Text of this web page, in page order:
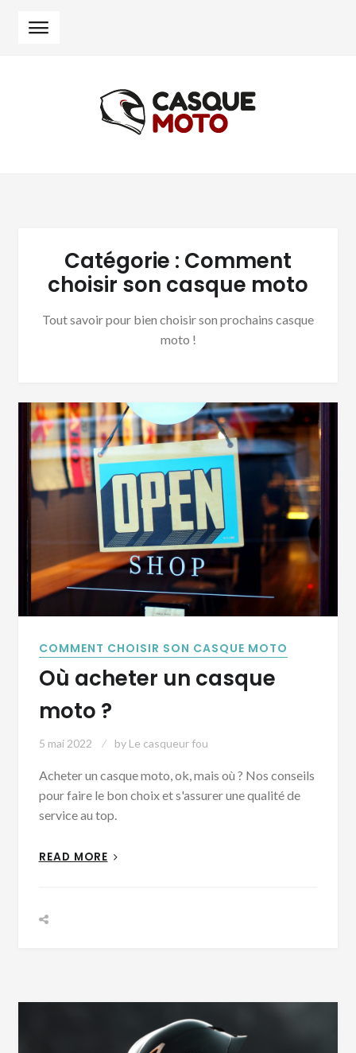
Catégorie : Comment
choisir son casque moto
Tout savoir pour bien choisir son prochains casque
moto !
COMMENT CHOISIR SON CASQUE MOTO
Où acheter un casque
moto ?
5 mai 2022 by Le casqueur fou
Acheter un casque moto, ok, mais où ? Nos conseils
pour faire le bon choix et s'assurer une qualité de
service au top.
READ MORE